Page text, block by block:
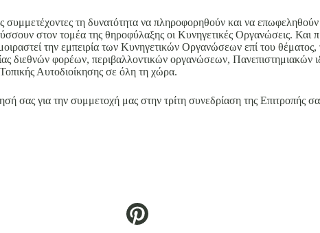
συμμετέχοντες τη δυνατότητα να πληροφορηθούν και να
στον τομέα της θηροφύλαξης οι Κυνηγετικές Οργανώσεις. Και
την εμπειρία των Κυνηγετικών Οργανώσεων επί του θέματος,
διεθνών φορέων, περιβαλλοντικών οργανώσεων,
Αυτοδιοίκησης σε όλη τη χώρα.
σας για την συμμετοχή μας στην τρίτη συνεδρίαση της Επιτροπής